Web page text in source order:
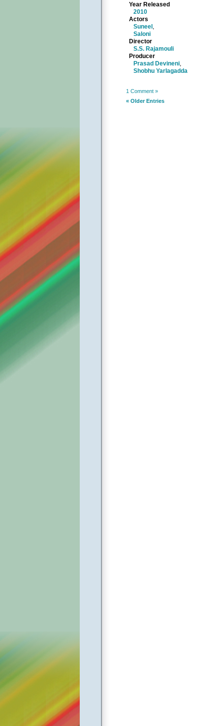
Year Released
2010
Actors
Suneel ,
Saloni
Director
S.S. Rajamouli
Producer
Prasad Devineni,
Shobhu Yarlagadda
1 Comment »
« Older Entries